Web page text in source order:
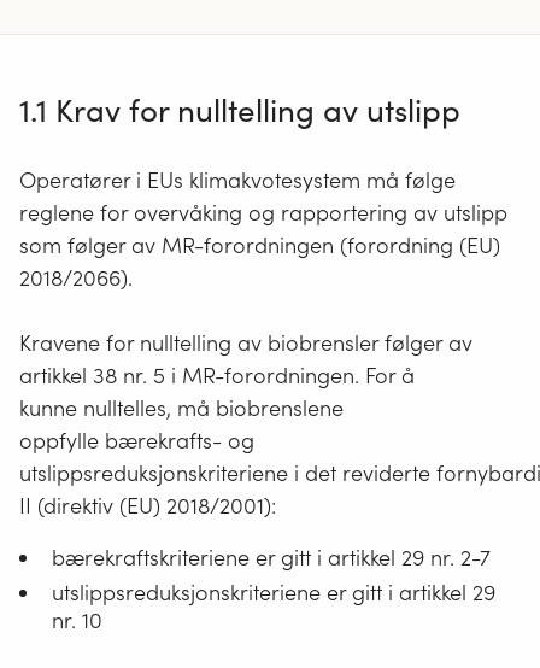
1.1 Krav for nulltelling av utslipp
Operatører i EUs klimakvotesystem må følge
reglene for overvåking og rapportering av utslipp
som følger av MR-forordningen (forordning (EU)
2018/2066).
Kravene for nulltelling av biobrensler følger av
artikkel 38 nr. 5 i MR-forordningen. For å
kunne nulltelles, må biobrenslene
oppfylle bærekrafts- og
utslippsreduksjonskriteriene i det reviderte
II (direktiv (EU) 2018/2001):
bærekraftskriteriene er gitt i artikkel 29 nr. 2-7
utslippsreduksjonskriteriene er gitt i artikkel 29
nr. 10